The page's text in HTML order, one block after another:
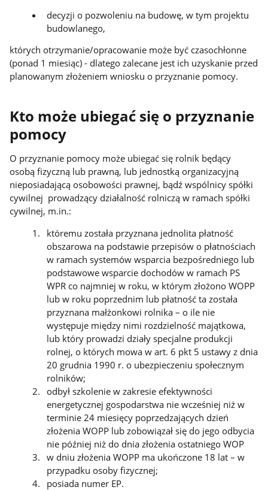
decyzji o pozwoleniu na budowę, w tym projektu
budowlanego,
których otrzymanie/opracowanie może być czasochłonne
(ponad 1 miesiąc) - dlatego zalecane jest ich uzyskanie przed
planowanym złożeniem wniosku o przyznanie pomocy.
Kto może ubiegać się o przyznanie
pomocy
O przyznanie pomocy może ubiegać się rolnik będący
osobą fizyczną lub prawną, lub jednostką organizacyjną
nieposiadającą osobowości prawnej, bądź wspólnicy spółki
cywilnej prowadzący działalność rolniczą w ramach spółki
cywilnej, m.in.:
któremu została przyznana jednolita płatność
obszarowa na podstawie przepisów o płatnościach
w ramach systemów wsparcia bezpośredniego lub
podstawowe wsparcie dochodów w ramach PS
WPR co najmniej w roku, w którym złożono WOPP
lub w roku poprzednim lub płatność ta została
przyznana małżonkowi rolnika – o ile nie
występuje między nimi rozdzielność majątkowa,
lub który prowadzi działy specjalne produkcji
rolnej, o których mowa w art. 6 pkt 5 ustawy z dnia
20 grudnia 1990 r. o ubezpieczeniu społecznym
rolników;
odbył szkolenie w zakresie efektywności
energetycznej gospodarstwa nie wcześniej niż w
terminie 24 miesięcy poprzedzających dzień
złożenia WOPP lub zobowiązał się do jego odbycia
nie później niż do dnia złożenia ostatniego WOP
w dniu złożenia WOPP ma ukończone 18 lat – w
przypadku osoby fizycznej;
posiada numer EP.